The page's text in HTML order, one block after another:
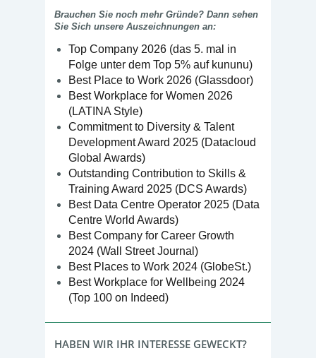
Brauchen Sie noch mehr Gründe? Dann sehen
Sie Sich unsere Auszeichnungen an:
Top Company 2026 (das 5. mal in
Folge unter dem Top 5% auf kununu)
Best Place to Work 2026 (Glassdoor)
Best Workplace for Women 2026
(LATINA Style)
Commitment to Diversity & Talent
Development Award 2025 (Datacloud
Global Awards)
Outstanding Contribution to Skills &
Training Award 2025 (DCS Awards)
Best Data Centre Operator 2025 (Data
Centre World Awards)
Best Company for Career Growth
2024 (Wall Street Journal)
Best Places to Work 2024 (GlobeSt.)
Best Workplace for Wellbeing 2024
(Top 100 on Indeed)
HABEN WIR IHR INTERESSE GEWECKT?